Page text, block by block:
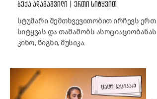
ᲑᲔᲥᲐ ᲐᲓᲐᲛᲐᲨᲕᲘᲚᲘ | ᲔᲠᲗᲘ ᲡᲘᲢᲧᲕᲘᲗ
სტუმარი შემთხვევითობით ირჩევს ერთ
სიტყვას და თამაშობს
კინო, წიგნი, მუსიკა.